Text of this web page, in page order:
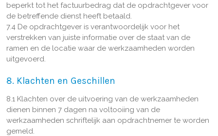
beperkt tot het factuurbedrag dat de opdrachtgever voor
de betreffende dienst heeft betaald.
7.4 De opdrachtgever is verantwoordelijk voor het
verstrekken van juiste informatie over de staat van de
ramen en de locatie waar de werkzaamheden worden
uitgevoerd.
8. Klachten en Geschillen
8.1 Klachten over de uitvoering van de werkzaamheden
dienen binnen 7 dagen na voltooiing van de
werkzaamheden schriftelijk aan opdrachtnemer te worden
gemeld.